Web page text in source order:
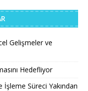
Gelişmeler ve
Hedefliyor
Süreci Yakından